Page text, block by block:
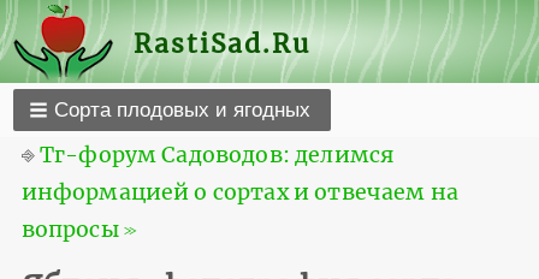
RastiSad.Ru
Сорта плодовых и ягодных
⎆Тг-форум Садоводов: делимся
информацией о сортах и отвечаем на
вопросы ≫